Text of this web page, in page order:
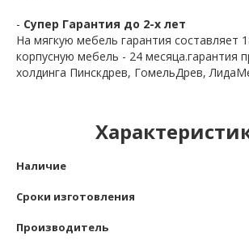
- Супер Гарантия до 2-х лет
На мягкую мебель гарантия составляет
корпусную мебель - 24 месяца.гарантия
холдинга Пинскдрев, ГомельДрев,
Наличие
Сроки изготовления
Производитель